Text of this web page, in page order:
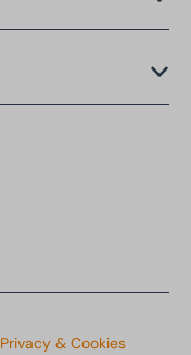
Privacy & Cookies